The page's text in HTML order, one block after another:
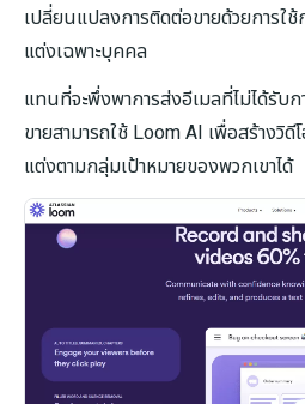
เปลี่ยนแปลงการติดต่อขายด้วยการใ
แต่งเฉพาะบุคคล
แทนที่จะพึ่งพาการส่งอีเมลที่ไม่ได้รับ
ขายสามารถใช้ Loom AI เพื่อสร้างวิ
แต่งตามกลุ่มเป้าหมายของพวกเขาได้